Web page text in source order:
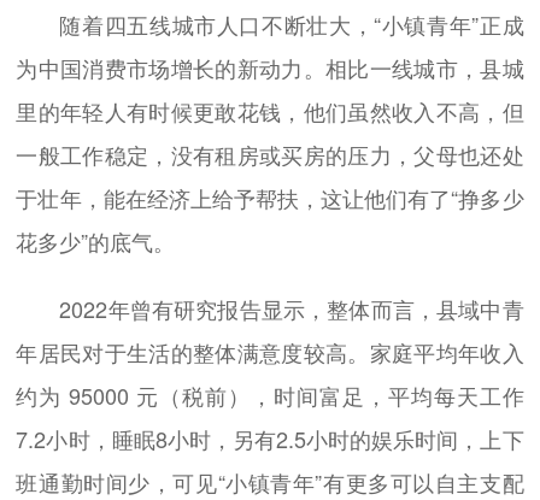
随着四五线城市人口不断壮大，“小镇青年”正成
为中国消费市场增长的新动力。相比一线城市，县城
里的年轻人有时候更敢花钱，他们虽然收入不高，但
一般工作稳定，没有租房或买房的压力，父母也还处
于壮年，能在经济上给予帮扶，这让他们有了“挣多少
花多少”的底气。
2022年曾有研究报告显示，整体而言，县域中青
年居民对于生活的整体满意度较高。家庭平均年收入
约为 95000 元（税前），时间富足，平均每天工作
7.2小时，睡眠8小时，另有2.5小时的娱乐时间，上下
班通勤时间少，可见“小镇青年”有更多可以自主支配